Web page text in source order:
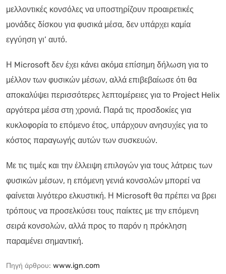
μελλοντικές κονσόλες να υποστηρίζουν προαιρετικές
μονάδες δίσκου για φυσικά μέσα, δεν υπάρχει καμία
εγγύηση γι’ αυτό.
Η Microsoft δεν έχει κάνει ακόμα επίσημη δήλωση για το
μέλλον των φυσικών μέσων, αλλά επιβεβαίωσε ότι θα
αποκαλύψει περισσότερες λεπτομέρειες για το Project Helix
αργότερα μέσα στη χρονιά. Παρά τις προσδοκίες για
κυκλοφορία το επόμενο έτος, υπάρχουν ανησυχίες για το
κόστος παραγωγής αυτών των συσκευών.
Με τις τιμές και την έλλειψη επιλογών για τους λάτρεις των
φυσικών μέσων, η επόμενη γενιά κονσολών μπορεί να
φαίνεται λιγότερο ελκυστική. Η Microsoft θα πρέπει να βρει
τρόπους να προσελκύσει τους παίκτες με την επόμενη
σειρά κονσολών, αλλά προς το παρόν η πρόκληση
παραμένει σημαντική.
Πηγή άρθρου: www.ign.com